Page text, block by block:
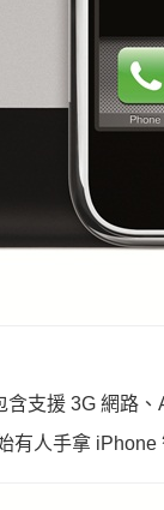
支援 3G 網路
有人手拿 iPhone